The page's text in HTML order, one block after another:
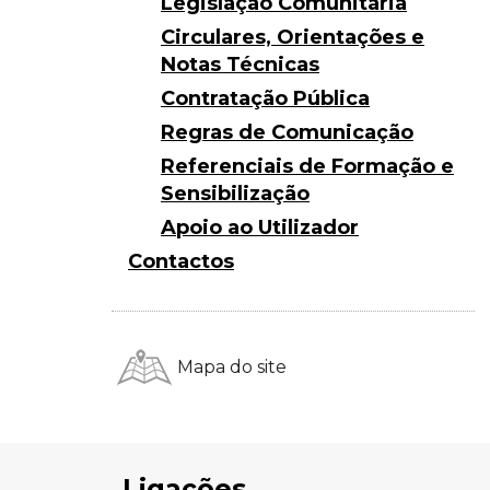
Circulares, Orientações e
Notas Técnicas
Contratação Pública
Regras de Comunicação
Referenciais de Formação e
Sensibilização
Apoio ao Utilizador
Contactos
Mapa do site